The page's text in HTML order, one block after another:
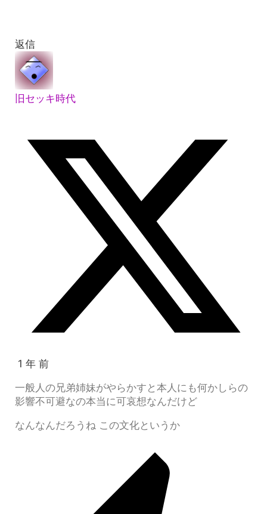
返信
旧セッキ時代
1 年 前
一般人の兄弟姉妹がやらかすと本人にも何かしらの
影響不可避なの本当に可哀想なんだけど
なんなんだろうね この文化というか